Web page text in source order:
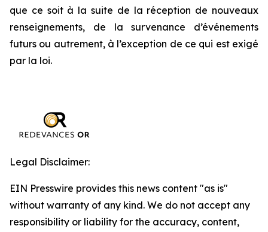
que ce soit à la suite de la réception de nouveaux
renseignements, de la survenance d’événements
futurs ou autrement, à l’exception de ce qui est exigé
par la loi.
Legal Disclaimer:
EIN Presswire provides this news content "as is"
without warranty of any kind. We do not accept any
responsibility or liability for the accuracy, content,